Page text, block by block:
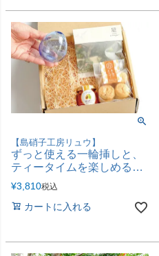
【島硝子工房リュウ】
ずっと使える一輪挿しと、
ティータイムを楽しめるセ
ット
¥3,810税込
カートに入れる